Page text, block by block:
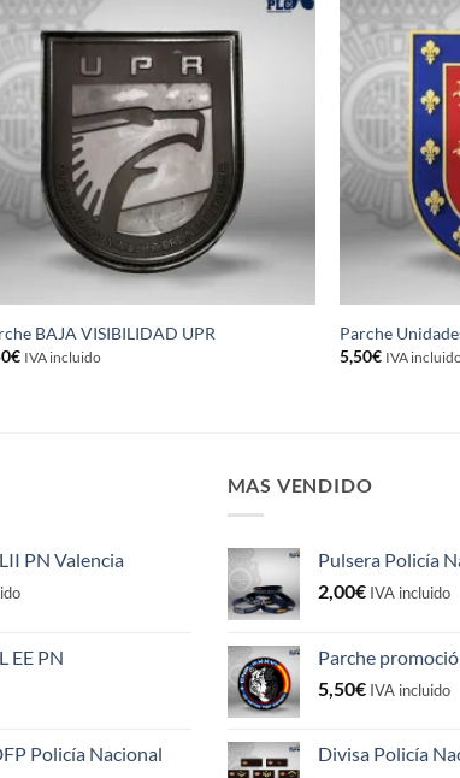
BAJA VISIBILIDAD UPR
€ IVA incluido
Parche
5,50€ IVA
PN Valencia
EE PN
Policía Nacional
MAS VENDIDO
Pulsera Policía
2,00€ IVA incluido
Parche
5,50€ IVA incluido
Divisa Policía